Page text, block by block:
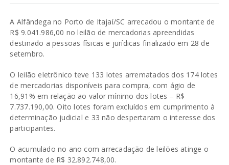
A Alfândega no Porto de Itajaí/SC arrecadou o montante de
R$ 9.041.986,00 no leilão de mercadorias apreendidas
destinado a pessoas físicas e jurídicas finalizado em 28 de
setembro.
O leilão eletrônico teve 133 lotes arrematados dos 174 lotes
de mercadorias disponíveis para compra, com ágio de
16,91% em relação ao valor mínimo dos lotes – R$
7.737.190,00. Oito lotes foram excluídos em cumprimento à
determinação judicial e 33 não despertaram o interesse dos
participantes.
O acumulado no ano com arrecadação de leilões atinge o
montante de R$ 32.892.748,00.